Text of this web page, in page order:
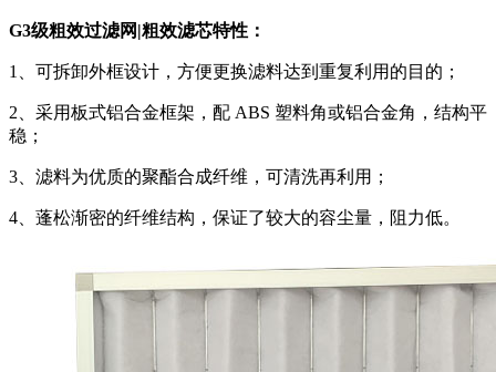
G3级粗效过滤网|粗效滤芯特性：
1、可拆卸外框设计，方便更换滤料达到重复利用的目的；
2、采用板式铝合金框架，配 ABS 塑料角或铝合金角，结构平
稳；
3、滤料为优质的聚酯合成纤维，可清洗再利用；
4、蓬松渐密的纤维结构，保证了较大的容尘量，阻力低。